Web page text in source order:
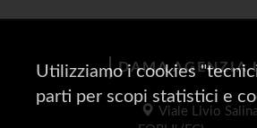
DAMA AGENZIA
Viale Livio
Utilizziamo i cookies
parti per scopi statistici e